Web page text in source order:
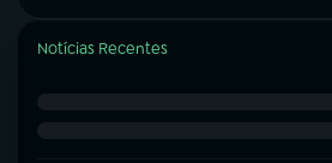
Notícias Recentes